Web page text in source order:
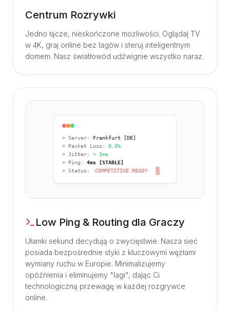
Centrum Rozrywki
Jedno łącze, nieskończone możliwości. Oglądaj TV
w 4K, graj online bez lagów i steruj inteligentnym
domem. Nasz światłowód udźwignie wszystko naraz.
> Server: Frankfurt [DE]
> Packet Loss: 0.0%
> Jitter: < 1ms
> Ping: 4ms [STABLE]
> Status:
COMPETITIVE READY
Low Ping & Routing dla Graczy
Ułamki sekund decydują o zwycięstwie. Nasza sieć
posiada bezpośrednie styki z kluczowymi węzłami
wymiany ruchu w Europie. Minimalizujemy
opóźnienia i eliminujemy "lagi", dając Ci
technologiczną przewagę w każdej rozgrywce
online.